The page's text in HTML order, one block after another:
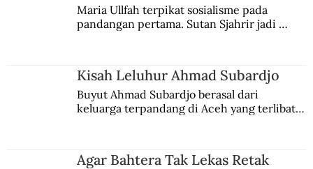
Maria Ullfah terpikat sosialisme pada
pandangan pertama. Sutan Sjahrir jadi
Kisah Leluhur Ahmad Subardjo
Buyut Ahmad Subardjo berasal dari
keluarga terpandang di Aceh yang terlibat
Agar Bahtera Tak Lekas Retak